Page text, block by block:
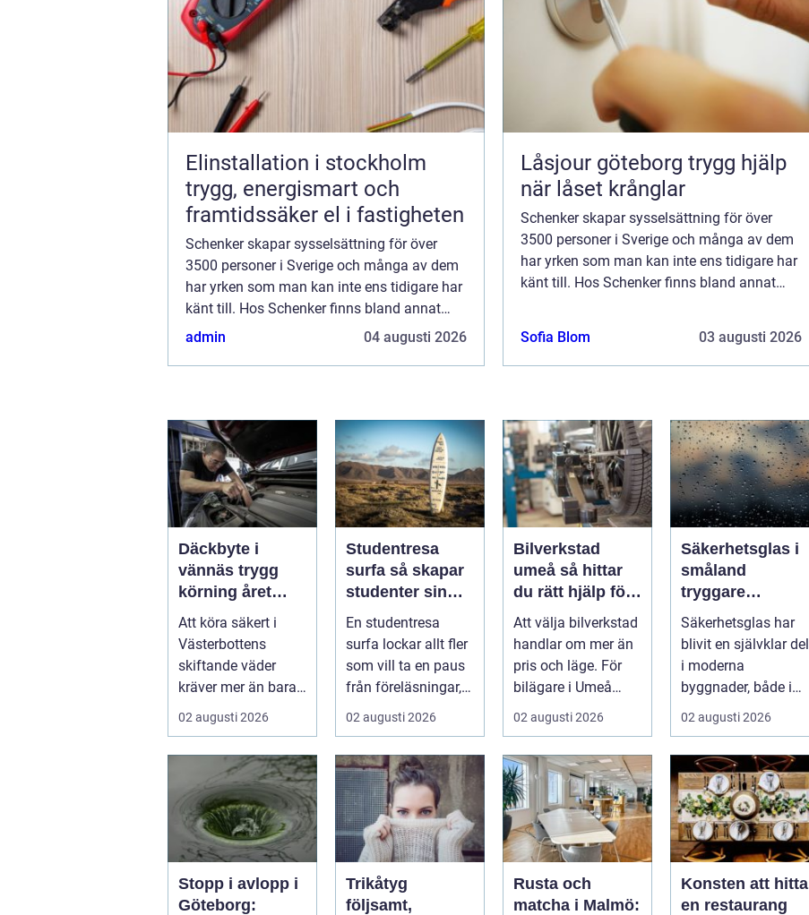
Elinstallation i stockholm
trygg, energismart och
framtidssäker el i fastigheten
Schenker skapar sysselsättning för över
3500 personer i Sverige och många av dem
har yrken som man kan inte ens tidigare har
känt till. Hos Schenker finns bland annat
Schenker Dedicated Services AB (förkortas
admin 04 augusti 2026
Låsjour göteborg trygg hjälp
när låset krånglar
Schenker skapar sysselsättning för över
3500 personer i Sverige och många av dem
har yrken som man kan inte ens tidigare har
känt till. Hos Schenker finns bland annat
Sofia Blom 03 augusti 2026
Däckbyte i
vännäs trygg
körning året
runt
Att köra säkert i
Västerbottens
skiftande väder
kräver mer än bara
ett körkort och en
pålitlig bil. ...
02 augusti 2026
Studentresa
surfa så skapar
studenter sin
ultimata paus
från plugget
En studentresa
surfa lockar allt fler
som vill ta en paus
från föreläsningar,
tentaplugg och
sena kv...
02 augusti 2026
Bilverkstad
umeå så hittar
du rätt hjälp för
din bil
Att välja bilverkstad
handlar om mer än
pris och läge. För
bilägare i Umeå
väger trygghet,
tillgängl...
02 augusti 2026
Säkerhetsglas i
småland
tryggare
byggnader med
smarta
glaslösningar
Säkerhetsglas har
blivit en självklar del
i moderna
byggnader, både i
hem och offentliga
miljöer. I ...
02 augusti 2026
Stopp i avlopp i
Göteborg:
Trikåtyg
följsamt,
Rusta och
matcha i Malmö:
Konsten att hitta
en restaurang